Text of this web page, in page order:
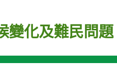
變化及難民問題